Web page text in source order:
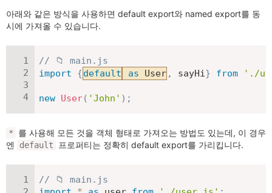
아래와 같은 방식을 사용하면 default export와 named export를 동
시에 가져올 수 있습니다.
// 📁 main.js
import
{default as User , sayHi} from './
new User( 'John' ) ;
*
를 사용해 모든 것을 객체 형태로 가져오는 방법도 있는데, 이 경우
엔
default 프로퍼티는 정확히 default export를 가리킵니다.
// 📁 main.js